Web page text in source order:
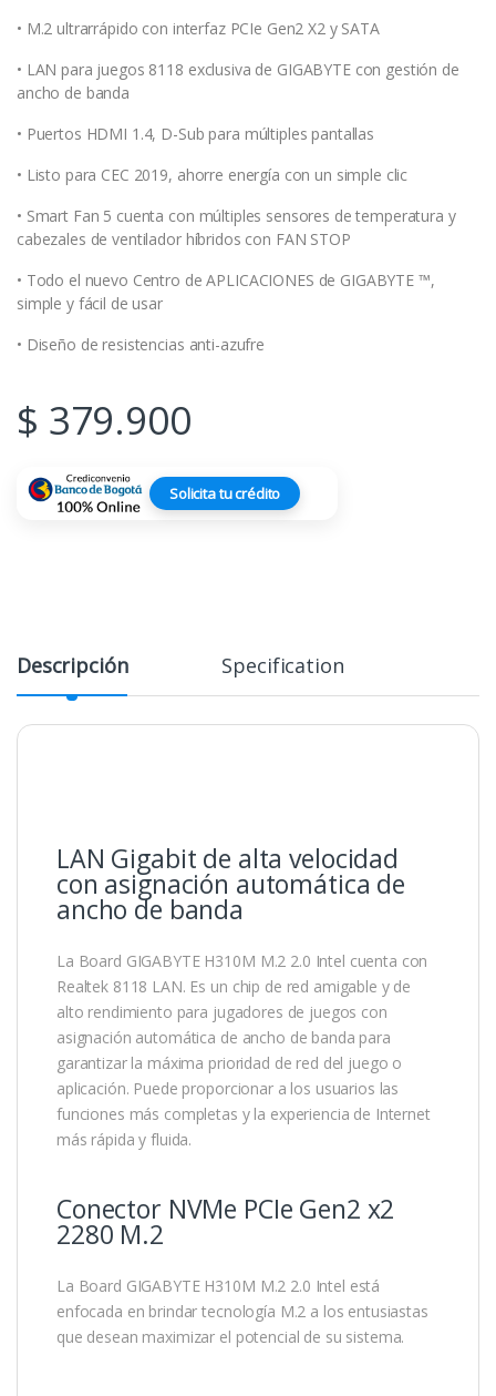
• M.2 ultrarrápido con interfaz PCIe Gen2 X2 y SATA
• LAN para juegos 8118 exclusiva de GIGABYTE con gestión de
ancho de banda
• Puertos HDMI 1.4, D-Sub para múltiples pantallas
• Listo para CEC 2019, ahorre energía con un simple clic
• Smart Fan 5 cuenta con múltiples sensores de temperatura y
cabezales de ventilador híbridos con FAN STOP
• Todo el nuevo Centro de APLICACIONES de GIGABYTE ™,
simple y fácil de usar
• Diseño de resistencias anti-azufre
$ 379.900
Solicita tu crédito
Descripción Specification
LAN Gigabit de alta velocidad
con asignación automática de
ancho de banda
La Board GIGABYTE H310M M.2 2.0 Intel cuenta con
Realtek 8118 LAN. Es un chip de red amigable y de
alto rendimiento para jugadores de juegos con
asignación automática de ancho de banda para
garantizar la máxima prioridad de red del juego o
aplicación. Puede proporcionar a los usuarios las
funciones más completas y la experiencia de Internet
más rápida y fluida.
Conector NVMe PCIe Gen2 x2
2280 M.2
La Board GIGABYTE H310M M.2 2.0 Intel está
enfocada en brindar tecnología M.2 a los entusiastas
que desean maximizar el potencial de su sistema.